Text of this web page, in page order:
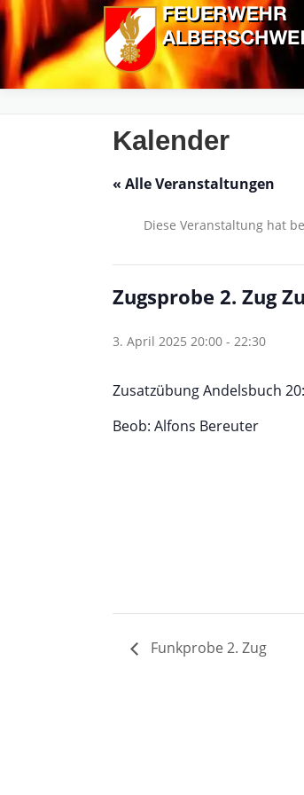
Zum
Inhalt
springen
Kalender
« Alle Veranstaltungen
Diese Veranstaltung hat
Zugsprobe 2. Zug
3. April 2025 20:00- 22:30
Zusatzübung Andelsbuch
Beob: Alfons Bereuter
Funkprobe 2. Zug